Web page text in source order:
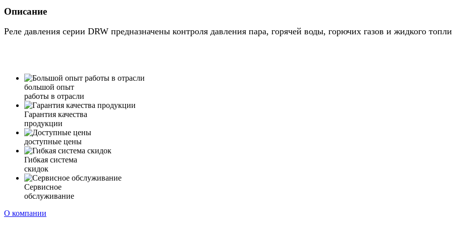
Описание
Реле давления серии DRW предназначены контроля давления пара, горячей воды, горючих газов и жидкого
большой опыт
работы в отрасли
Гарантия качества
продукции
доступные цены
Гибкая система
скидок
Сервисное
обслуживание
О компании